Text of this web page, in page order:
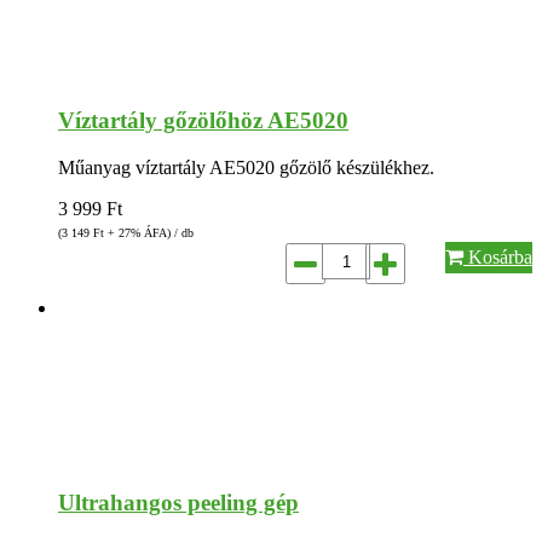
Víztartály gőzölőhöz AE5020
Műanyag víztartály AE5020 gőzölő készülékhez.
3 999 Ft
(3 149 Ft + 27% ÁFA) / db
Kosárba
Ultrahangos peeling gép